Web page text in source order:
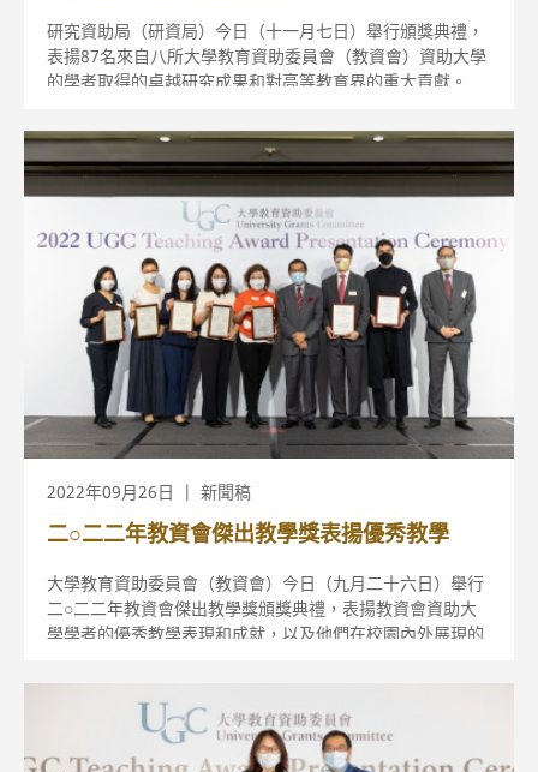
研究資助局（研資局）今日（十一月七日）舉行頒獎典禮，
表揚87名來自八所大學教育資助委員會（教資會）資助大學
的學者取得的卓越研究成果和對高等教育界的重大貢獻。
2022年09月26日 新聞稿
二○二二年教資會傑出教學獎表揚優秀教學
大學教育資助委員會（教資會）今日（九月二十六日）舉行
二○二二年教資會傑出教學獎頒獎典禮，表揚教資會資助大
學學者的優秀教學表現和成就，以及他們在校園內外展現的